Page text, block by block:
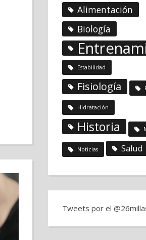
Alimentación
Biología
Estabilidad
Fisiología
Hidratación
Historia
Noticias Salud
Tweets por el